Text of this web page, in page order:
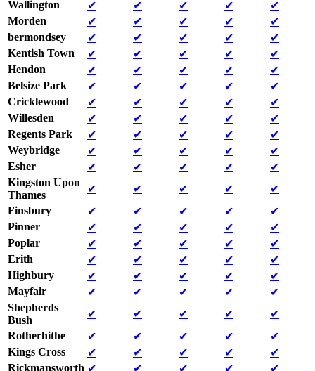
Wallington ✔ ✔ ✔ ✔
✔
Morden
✔ ✔ ✔ ✔
✔
bermondsey
✔ ✔ ✔ ✔
✔
Kentish Town
✔ ✔ ✔ ✔
✔
Hendon
✔ ✔ ✔ ✔
✔
Belsize Park
✔ ✔ ✔ ✔
✔
Cricklewood
✔ ✔ ✔ ✔
✔
Willesden
✔ ✔ ✔ ✔
✔
Regents Park
✔ ✔ ✔ ✔
✔
Weybridge
✔ ✔ ✔ ✔
✔
Esher
✔ ✔ ✔ ✔
✔
Kingston Upon
Thames
✔ ✔ ✔ ✔
✔
Finsbury
✔ ✔ ✔ ✔
✔
Pinner
✔ ✔ ✔ ✔
✔
Poplar
✔ ✔ ✔ ✔
✔
Erith
✔ ✔ ✔ ✔
✔
Highbury
✔ ✔ ✔ ✔
✔
Mayfair
✔ ✔ ✔ ✔
✔
Shepherds
Bush
✔ ✔ ✔ ✔
✔
Rotherhithe
✔ ✔ ✔ ✔
✔
Kings Cross
✔ ✔ ✔ ✔
✔
Rickmansworth